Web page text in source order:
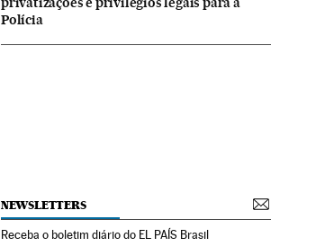
Polícia
NEWSLETTERS
Receba o boletim diário do EL PAÍS Brasil